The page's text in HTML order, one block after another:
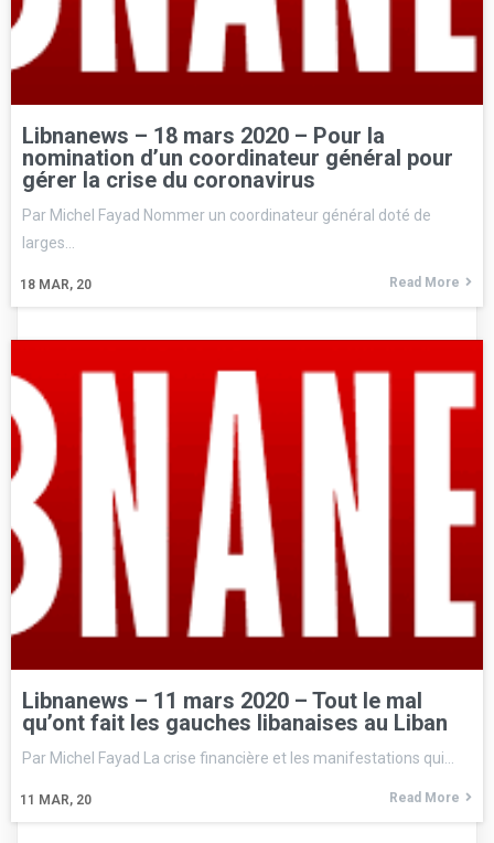
Libnanews – 18 mars 2020 – Pour la
nomination d’un coordinateur général pour
gérer la crise du coronavirus
18 MAR, 20
Par Michel Fayad Nommer un coordinateur général doté de
larges…
Read More
Libnanews – 11 mars 2020 – Tout le mal
qu’ont fait les gauches libanaises au Liban
11 MAR, 20
Par Michel Fayad La crise financière et les manifestations qui…
Read More